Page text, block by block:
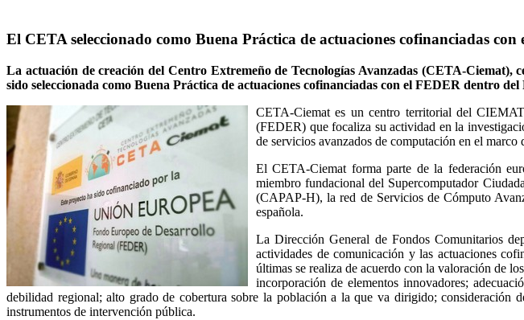
El CETA seleccionado como Buena Práctica de actuaciones cofinanciadas
La actuación de creación del Centro Extremeño de Tecnologías Avanzadas (CETA-
sido seleccionada como Buena Práctica de actuaciones cofinanciadas con el FEDER dentro
CETA-Ciemat es un centro territorial del
(FEDER) que focaliza su actividad en la
de servicios avanzados de computación en el
El CETA-Ciemat forma parte de la federación
miembro fundacional del Supercomputador
(CAPAP-H), la red de Servicios de Cómputo
española.
La Dirección General de Fondos Comunitarios
actividades de comunicación y las actuaciones
últimas se realiza de acuerdo con la valoración de
incorporación de elementos innovadores;
debilidad regional; alto grado de cobertura sobre la población a la que va dirigido;
instrumentos de intervención pública.